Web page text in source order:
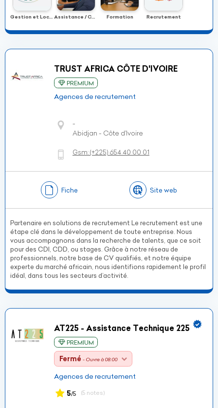
Gestion et Location de main-d'œuvre occassionelle Assistance / Conseil Formation Recrutement
TRUST AFRICA CÔTE D'IVOIRE
PREMIUM
Agences de recrutement
-
Abidjan - Côte d’Ivoire
Gsm:(+225) 654 40 00 01
Fiche Site web
Partenaire en solutions de recrutement Le recrutement est une
étape clé dans le développement de toute entreprise. Nous
vous accompagnons dans la recherche de talents, que ce soit
pour des CDI, CDD, ou stages. Grâce à notre réseau de
professionnels, notre base de CV qualifiés, et notre équipe
experte du marché africain, nous identifions rapidement le profil
idéal, dans tous les secteurs d’activité.
AT225 - Assistance Technique 225
PREMIUM
Fermé - Ouvre à 08:00
Agences de recrutement
5/5 (5 notes)